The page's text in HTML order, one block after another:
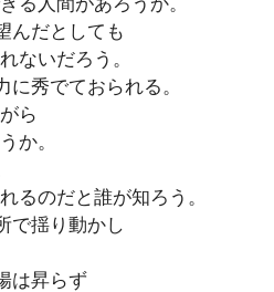
んだとしても
ないだろう。
秀でておられる。
ら
か。
るのだと誰が知ろう。
で揺り動かし
は昇らず